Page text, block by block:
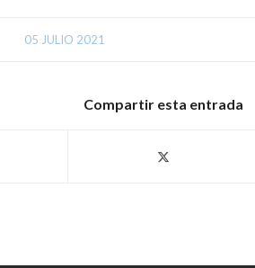
05 JULIO 2021
Compartir esta entrada